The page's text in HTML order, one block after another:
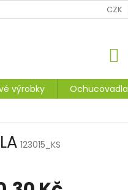
OSOBNÍCH ÚDAJŮ CZK
výrobky Ochucovadla
123015_KS